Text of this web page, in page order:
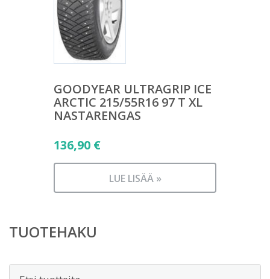
GOODYEAR ULTRAGRIP ICE
ARCTIC 215/55R16 97 T XL
NASTARENGAS
136,90 €
LUE LISÄÄ »
TUOTEHAKU